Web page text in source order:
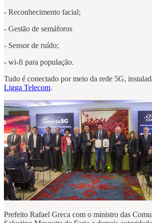
- Reconhecimento facial;
- Gestão de semáforos
- Sensor de ruído;
- wi-fi para população.
Tudo é conectado por meio da rede 5G,
Ligga Telecom.
Prefeito Rafael Greca com o ministro das